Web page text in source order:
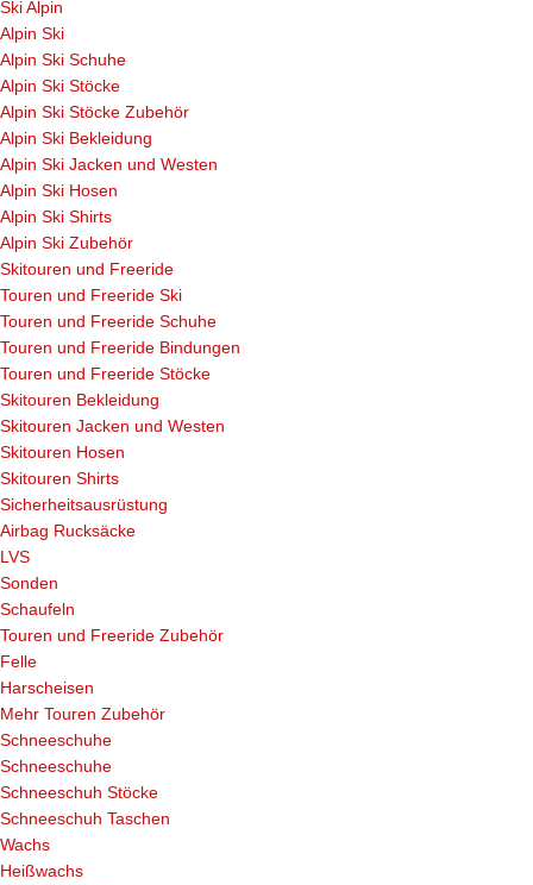
Ski Alpin
Alpin Ski
Alpin Ski Schuhe
Alpin Ski Stöcke
Alpin Ski Stöcke Zubehör
Alpin Ski Bekleidung
Alpin Ski Jacken und Westen
Alpin Ski Hosen
Alpin Ski Shirts
Alpin Ski Zubehör
Skitouren und Freeride
Touren und Freeride Ski
Touren und Freeride Schuhe
Touren und Freeride Bindungen
Touren und Freeride Stöcke
Skitouren Bekleidung
Skitouren Jacken und Westen
Skitouren Hosen
Skitouren Shirts
Sicherheitsausrüstung
Airbag Rucksäcke
LVS
Sonden
Schaufeln
Touren und Freeride Zubehör
Felle
Harscheisen
Mehr Touren Zubehör
Schneeschuhe
Schneeschuhe
Schneeschuh Stöcke
Schneeschuh Taschen
Wachs
Heißwachs